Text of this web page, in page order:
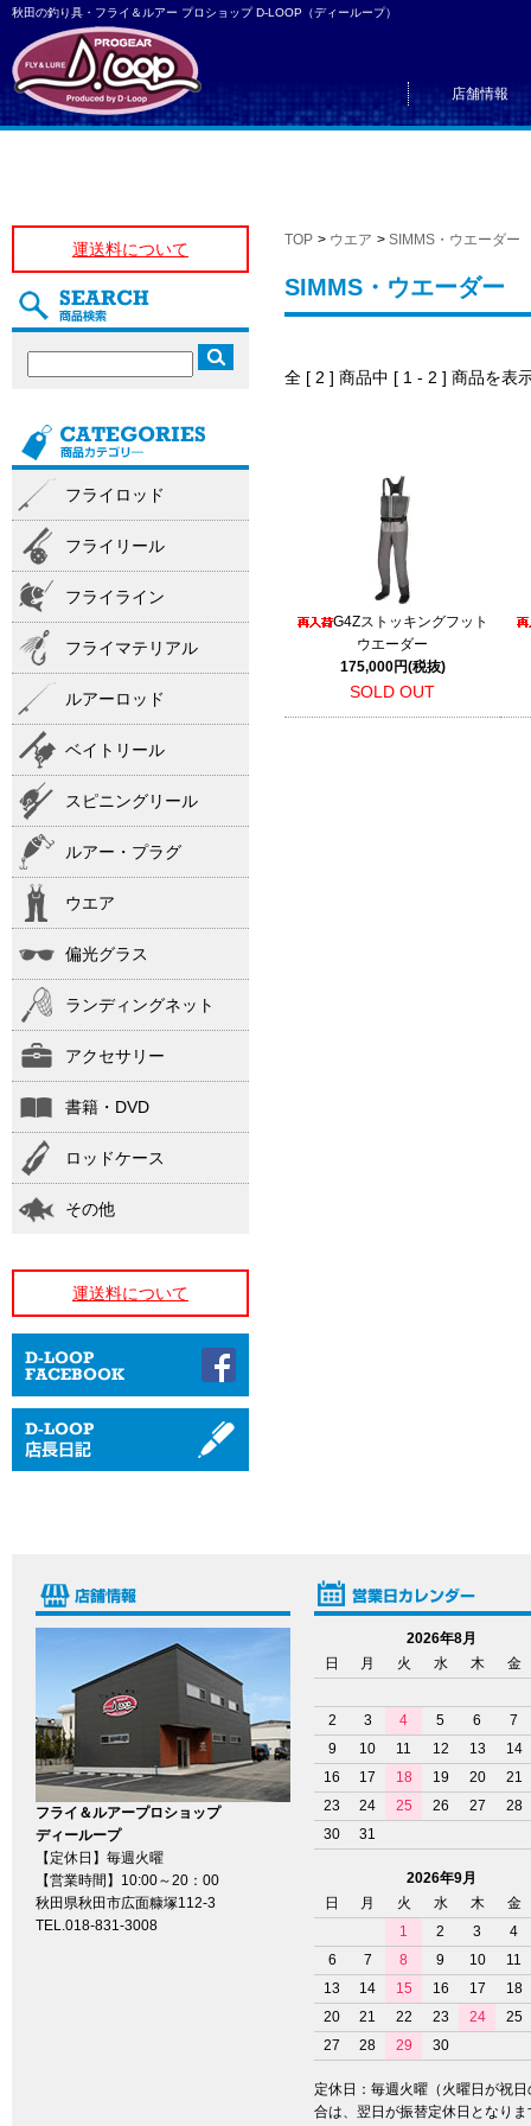
秋田の釣り具・フライ＆ルアー プロショップ D-LOOP（ディーループ）
店舗情報
TOP > ウエア > SIMMS・ウエーダー
SIMMS・ウエーダー
全 [ 2 ] 商品中 [ 1 - 2 ] 商品を表
G4Zストッキングフット
ウエーダー
175,000円(税抜)
SOLD OUT
運送料について
フライロッド
フライリール
フライライン
フライマテリアル
ルアーロッド
ベイトリール
スピニングリール
ルアー・プラグ
ウエア
偏光グラス
ランディングネット
アクセサリー
書籍・DVD
ロッドケース
その他
運送料について
フライ＆ルアープロショップ
ディーループ
【定休日】毎週火曜
【営業時間】10:00～20：00
秋田県秋田市広面糠塚112-3
TEL.018-831-3008
2026年8月
日
月 火 水 木 金
2 3 4 5 6
7
9
10 11 12 13
14
16
17 18 19 20
21
23
24 25 26 27
28
30
31
2026年9月
日
月 火 水 木
金
1
2 3
4
6
7 8 9 10
11
13
14 15 16 17
18
20
21 22 23 24
25
27
28 29 30
定休日：毎週火曜（火曜日が祝日
合は、翌日が振替定休日となりま